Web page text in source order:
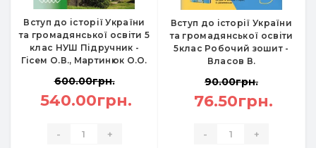
Вступ до історії України
та громадянської освіти 5
клас НУШ Підручник -
Гісем О.В., Мартинюк О.О.
600.00грн.
540.00грн.
- +
Вступ до історії України
та громадянської освіти
5клас Робочий зошит -
Власов В.
90.00грн.
76.50грн.
- +